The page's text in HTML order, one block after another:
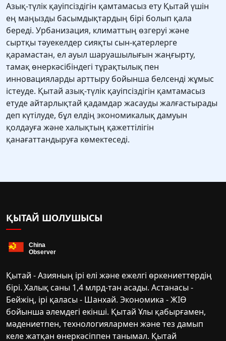
Азық-түлік қауіпсіздігін қамтамасыз ету Қытай үшін
ең маңызды басымдықтардың бірі болып қала
береді. Урбанизация, климаттың өзгеруі және
сыртқы тәуекелдер сияқты сын-қатерлерге
қарамастан, ел ауыл шаруашылығын жаңғырту,
тамақ өнеркәсібіндегі тұрақтылық пен
инновацияларды арттыру бойынша белсенді жұмыс
істеуде. Қытай азық-түлік қауіпсіздігін қамтамасыз
етуде айтарлықтай қадамдар жасауды жалғастырады
деп күтілуде, бұл елдің экономикалық дамуын
қолдауға және халықтың қажеттілігін
қанағаттандыруға көмектеседі.
ҚЫТАЙ ШОЛУШЫСЫ
Қытай - Азияның ірі елі және ежелгі өркениеттердің
бірі. Халық саны 1,4 млрд-тан асады. Астанасы -
Бейжің, ірі қаласы - Шанхай. Экономика - ЖІӨ
бойынша әлемдегі екінші. Қытай Ұлы қабырғамен,
мәдениетпен, технологиялармен және тез дамып
келе жатқан өнеркәсіппен танымал. Қытай